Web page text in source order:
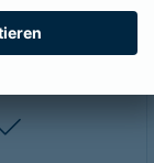
enthalten